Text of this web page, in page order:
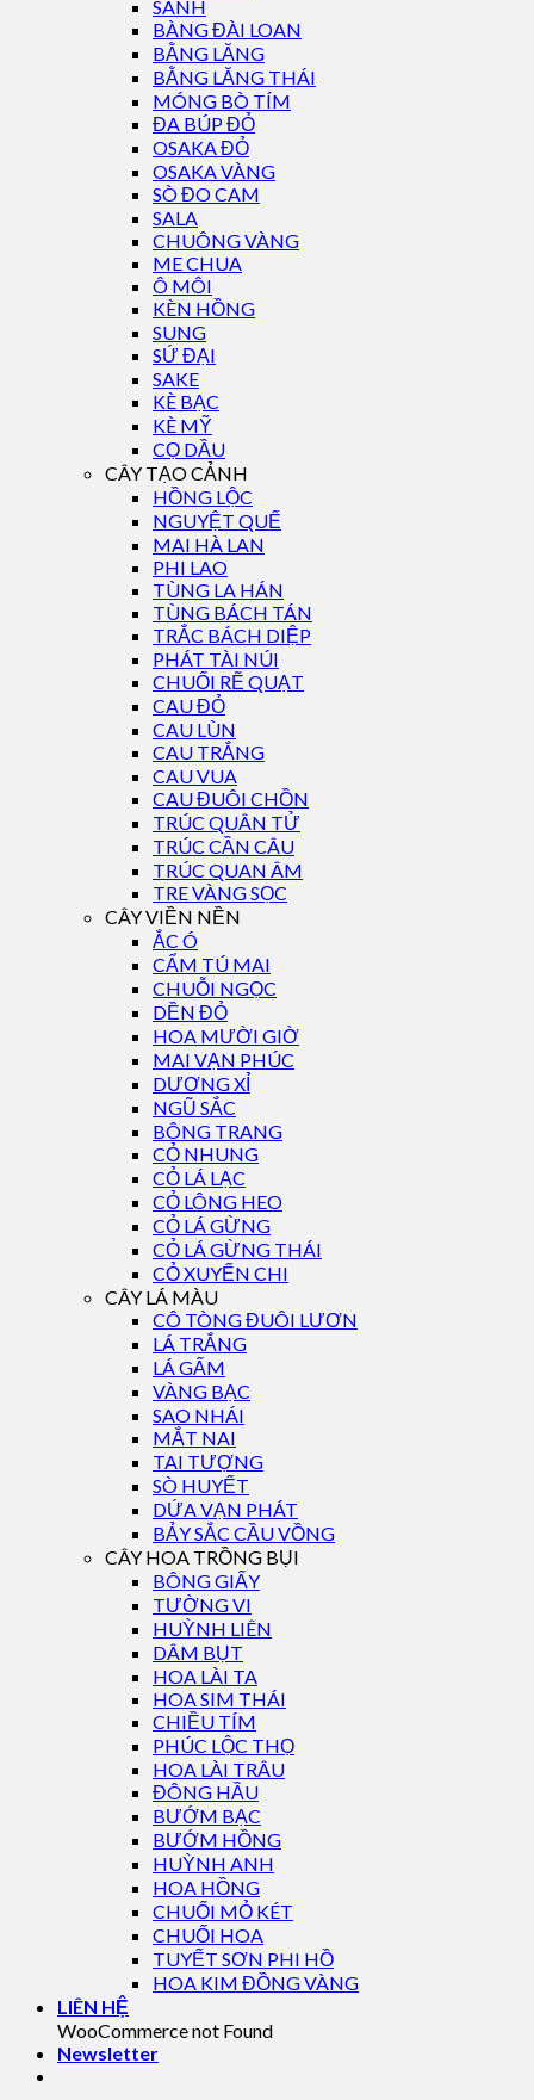
SANH
BÀNG ĐÀI LOAN
BẰNG LĂNG
BẰNG LĂNG THÁI
MÓNG BÒ TÍM
ĐA BÚP ĐỎ
OSAKA ĐỎ
OSAKA VÀNG
SÒ ĐO CAM
SALA
CHUÔNG VÀNG
ME CHUA
Ô MÔI
KÈN HỒNG
SUNG
SỨ ĐẠI
SAKE
KÈ BẠC
KÈ MỸ
CỌ DẦU
CÂY TẠO CẢNH
HỒNG LỘC
NGUYỆT QUẾ
MAI HÀ LAN
PHI LAO
TÙNG LA HÁN
TÙNG BÁCH TÁN
TRẮC BÁCH DIỆP
PHÁT TÀI NÚI
CHUỐI RẼ QUẠT
CAU ĐỎ
CAU LÙN
CAU TRẮNG
CAU VUA
CAU ĐUÔI CHỒN
TRÚC QUÂN TỬ
TRÚC CẦN CÂU
TRÚC QUAN ÂM
TRE VÀNG SỌC
CÂY VIỀN NỀN
ẮC Ó
CẨM TÚ MAI
CHUỖI NGỌC
DỀN ĐỎ
HOA MƯỜI GIỜ
MAI VẠN PHÚC
DƯƠNG XỈ
NGŨ SẮC
BÔNG TRANG
CỎ NHUNG
CỎ LÁ LẠC
CỎ LÔNG HEO
CỎ LÁ GỪNG
CỎ LÁ GỪNG THÁI
CỎ XUYẾN CHI
CÂY LÁ MÀU
CÔ TÒNG ĐUÔI LƯƠN
LÁ TRẮNG
LÁ GẤM
VÀNG BẠC
SAO NHÁI
MẮT NAI
TAI TƯỢNG
SÒ HUYẾT
DỨA VẠN PHÁT
BẢY SẮC CẦU VỒNG
CÂY HOA TRỒNG BỤI
BÔNG GIẤY
TƯỜNG VI
HUỲNH LIÊN
DÂM BỤT
HOA LÀI TA
HOA SIM THÁI
CHIỀU TÍM
PHÚC LỘC THỌ
HOA LÀI TRÂU
ĐÔNG HẦU
BƯỚM BẠC
BƯỚM HỒNG
HUỲNH ANH
HOA HỒNG
CHUỐI MỎ KÉT
CHUỐI HOA
TUYẾT SƠN PHI HỒ
HOA KIM ĐỒNG VÀNG
LIÊN HỆ
WooCommerce not Found
Newsletter